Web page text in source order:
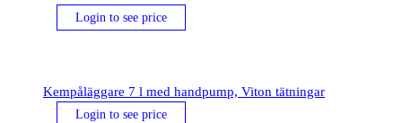
Login to see price
Kempåläggare 7 l med handpump, Viton tätningar
Login to see price